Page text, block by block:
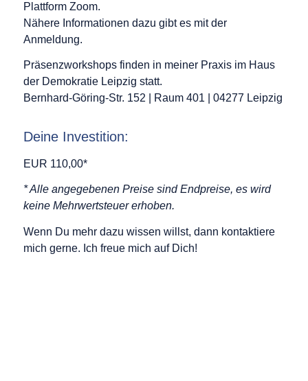
Plattform Zoom.
Nähere Informationen dazu gibt es mit der
Anmeldung.
Präsenzworkshops finden in meiner Praxis im Haus
der Demokratie Leipzig statt.
Bernhard-Göring-Str. 152 | Raum 401 | 04277 Leipzig
Deine Investition:
EUR 110,00*
* Alle angegebenen Preise sind Endpreise, es wird
keine Mehrwertsteuer erhoben.
Wenn Du mehr dazu wissen willst, dann kontaktiere
mich gerne. Ich freue mich auf Dich!